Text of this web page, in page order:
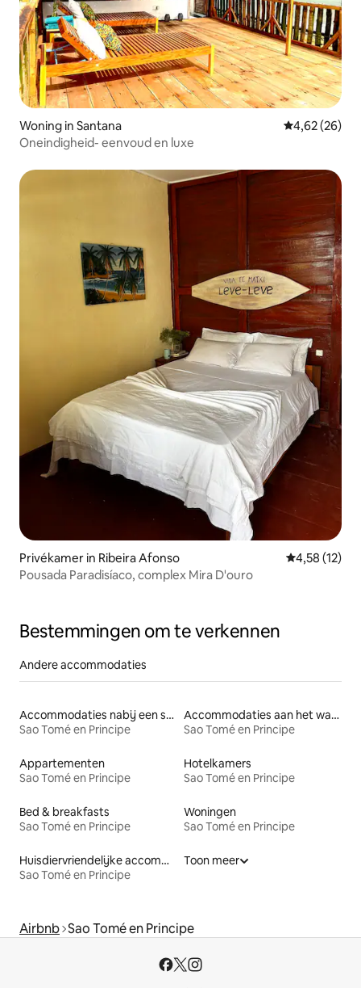
Woning in Santana Gemiddelde
4,62 (26)
Oneindigheid- eenvoud en luxe
Privékamer in Ribeira Afonso Gemiddelde
4,58 (12)
Pousada Paradisíaco, complex Mira D'ouro
Bestemmingen om te verkennen
Andere accommodaties
Accommodaties nabij een strand
Sao Tomé en Principe
Accommodaties aan het water
Sao Tomé en Principe
Appartementen
Sao Tomé en Principe
Hotelkamers
Sao Tomé en Principe
Bed & breakfasts
Sao Tomé en Principe
Woningen
Sao Tomé en Principe
Huisdiervriendelijke accommodaties
Sao Tomé en Principe
Toon meer
Airbnb Sao Tomé en Principe